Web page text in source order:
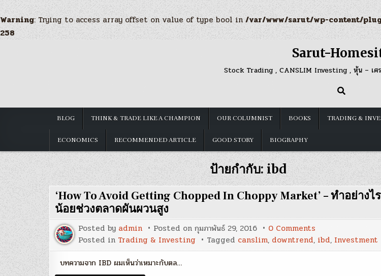
Warning: Trying to access array offset on value of type bool in/var/www/sarut/wp-content/
258
Sarut-
Stock Trading , CANSLIM Investing , หุ้น – เศร
BLOG THINK & TRADE LIKE A CHAMPION OUR COLUMNIST BOOKS TRADING &
ECONOMICS RECOMMENDED ARTICLE GOOD STORY BIOGRAPHY
ป้ายกำกับ:ibd
‘How To Avoid Getting Chopped In Choppy Market’ – ทำอย่างไ
น้อยช่วงตลาดผันผวนสูง
Posted by admin Posted on กุมภาพันธ์ 29, 2016 0 Comments
‘How
To
Avoid
Posted in Trading & Investing Tagged canslim, downtrend, ibd, Investment
บทความจาก IBD ผมเห็นว่าเหมาะกับตล…